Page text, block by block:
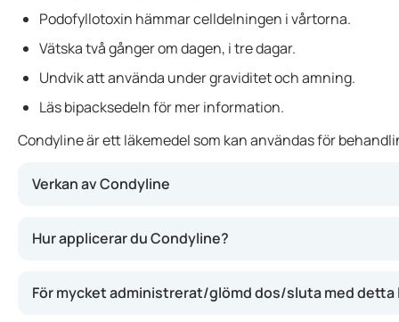
Podofyllotoxin hämmar celldelningen i vårtorna.
Vätska två gånger om dagen, i tre dagar.
Undvik att använda under graviditet och amning.
Läs bipacksedeln för mer information.
Condyline är ett läkemedel som kan användas för
Verkan av Condyline
Hur applicerar du Condyline?
För mycket administrerat/glömd dos/sluta med detta